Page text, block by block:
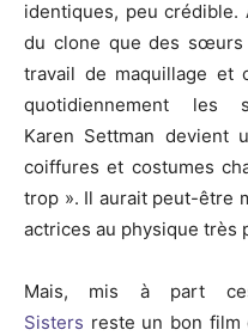
identiques, peu crédible.
du clone que des sœurs
travail de maquillage et
quotidiennement
Karen Settman devient
coiffures et costumes
trop ». Il aurait peut-être
actrices au physique très
Mais, mis à part
Sisters reste un bon film